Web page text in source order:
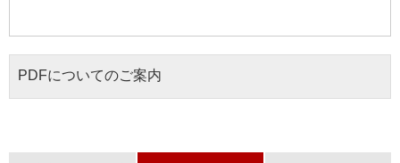
PDFについてのご案内